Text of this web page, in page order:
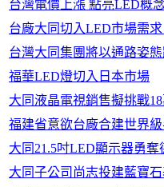
台灣電價上漲 點亮LED概念
台廠大同切入LED市場需
台灣大同集團將以通路姿
福華LED燈切入日本市場
大同液晶電視銷售擬挑戰
福建省意欲台廠合建世界
大同21.5吋LED顯示器勇奪
大同子公司尚志投建藍寶